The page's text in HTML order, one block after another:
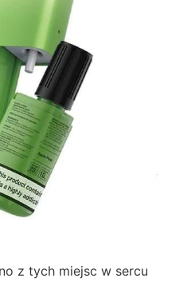
z tych miejsc w sercu